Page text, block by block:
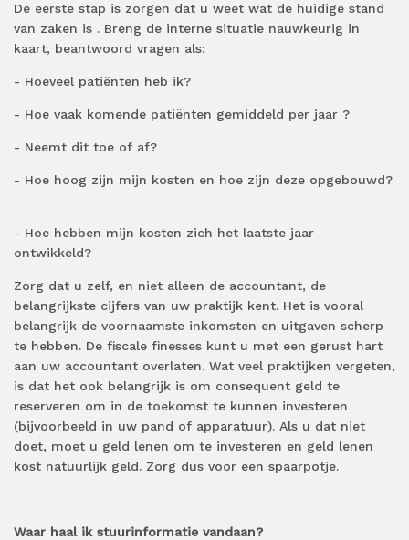
De eerste stap is zorgen dat u weet wat de huidige stand
van zaken is . Breng de interne situatie nauwkeurig in
kaart, beantwoord vragen als:
- Hoeveel patiënten heb ik?
- Hoe vaak komende patiënten gemiddeld per jaar ?
- Neemt dit toe of af?
- Hoe hoog zijn mijn kosten en hoe zijn deze opgebouwd?
- Hoe hebben mijn kosten zich het laatste jaar
ontwikkeld?
Zorg dat u zelf, en niet alleen de accountant, de
belangrijkste cijfers van uw praktijk kent. Het is vooral
belangrijk de voornaamste inkomsten en uitgaven scherp
te hebben. De fiscale finesses kunt u met een gerust hart
aan uw accountant overlaten. Wat veel praktijken vergeten,
is dat het ook belangrijk is om consequent geld te
reserveren om in de toekomst te kunnen investeren
(bijvoorbeeld in uw pand of apparatuur). Als u dat niet
doet, moet u geld lenen om te investeren en geld lenen
kost natuurlijk geld. Zorg dus voor een spaarpotje.
Waar haal ik stuurinformatie vandaan?